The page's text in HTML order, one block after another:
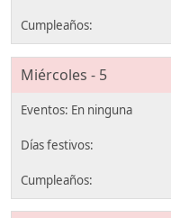
Miércoles - 5